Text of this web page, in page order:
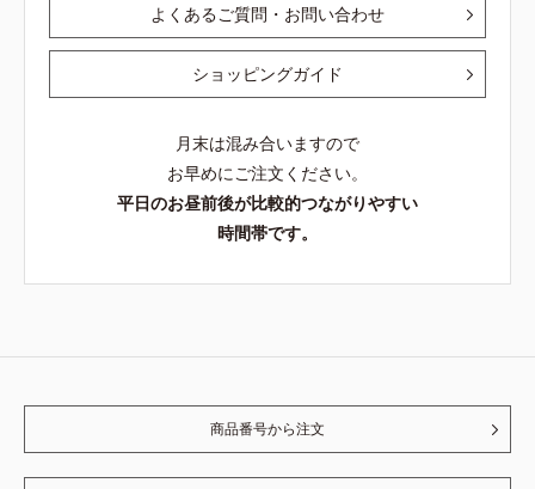
よくあるご質問・お問い合わせ
ショッピングガイド
月末は混み合いますので
お早めにご注文ください。
平日のお昼前後が比較的つながりやすい
時間帯です。
商品番号から注文